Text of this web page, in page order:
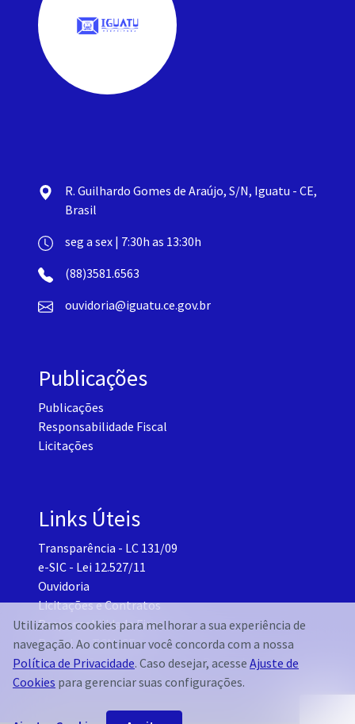
R. Guilhardo Gomes de Araújo, S/N, Iguatu - CE,
Brasil
seg a sex | 7:30h as 13:30h
(88)3581.6563
ouvidoria@iguatu.ce.gov.br
Publicações
Publicações
Responsabilidade Fiscal
Licitações
Links Úteis
Transparência - LC 131/09
e-SIC - Lei 12.527/11
Ouvidoria
Licitações e Contratos
Responsabilidade Fiscal
Portal do TCM-CE
Governo Transparente - Setor Pessoal
Utilizamos cookies para melhorar a sua experiência de
navegação. Ao continuar você concorda com a nossa
Política de Privacidade. Caso desejar, acesse Ajuste de
Cookies para gerenciar suas configurações.